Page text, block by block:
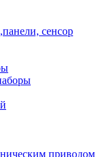
сенсор
приводом